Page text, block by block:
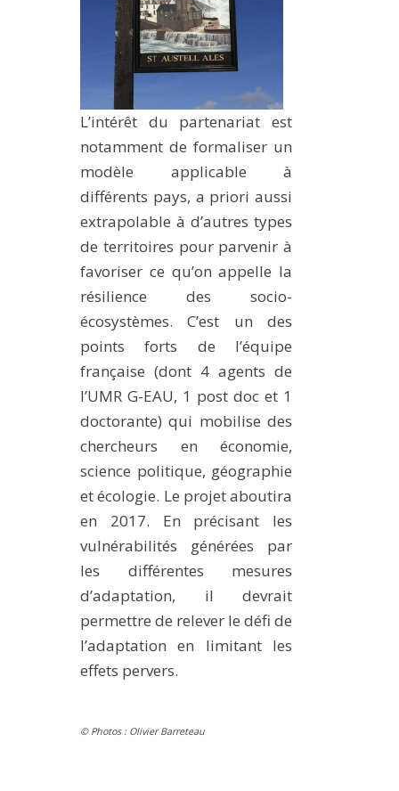
L’intérêt du partenariat est
notamment de formaliser un
modèle applicable à
différents pays, a priori aussi
extrapolable à d’autres types
de territoires pour parvenir à
favoriser ce qu’on appelle la
résilience des socio-
écosystèmes. C’est un des
points forts de l’équipe
française (dont 4 agents de
l’UMR G-EAU, 1 post doc et 1
doctorante) qui mobilise des
chercheurs en économie,
science politique, géographie
et écologie. Le projet aboutira
en 2017. En précisant les
vulnérabilités générées par
les différentes mesures
d’adaptation, il devrait
permettre de relever le défi de
l’adaptation en limitant les
effets pervers.
© Photos : Olivier Barreteau